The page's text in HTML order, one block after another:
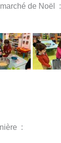
de Noël :
: